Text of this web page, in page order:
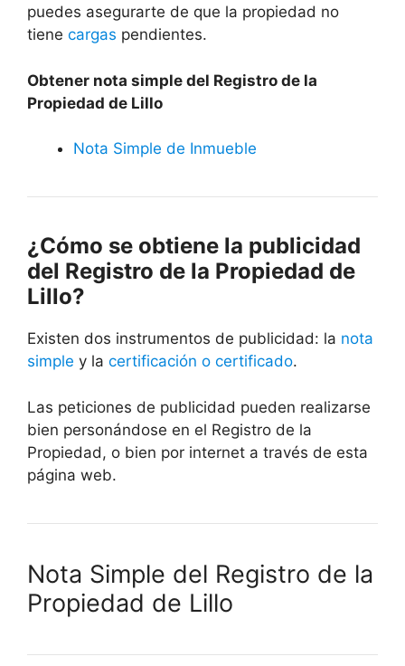
puedes asegurarte de que la propiedad no
tiene cargas pendientes.
Obtener nota simple del Registro de la
Propiedad de Lillo
Nota Simple de Inmueble
¿Cómo se obtiene la publicidad
del Registro de la Propiedad de
Lillo?
Existen dos instrumentos de publicidad: la nota
simple y la certificación o certificado.
Las peticiones de publicidad pueden realizarse
bien personándose en el Registro de la
Propiedad, o bien por internet a través de esta
página web.
Nota Simple del Registro de la
Propiedad de Lillo